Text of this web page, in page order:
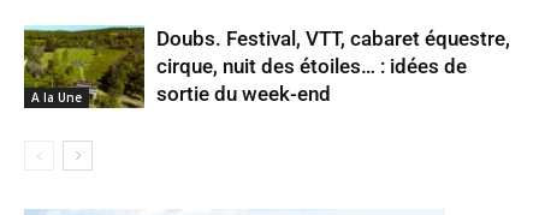
A la Une
Doubs. Festival, VTT, cabaret équestre,
cirque, nuit des étoiles… : idées de
sortie du week-end